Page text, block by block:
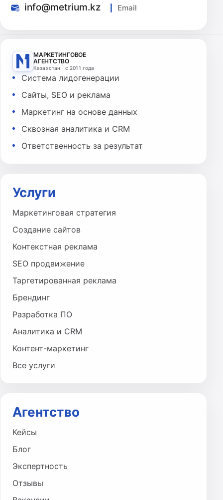
info@metrium.kz Email
МАРКЕТИНГОВОЕ
АГЕНТСТВО
Казахстан · с 2011 года
Система лидогенерации
Сайты, SEO и реклама
Маркетинг на основе данных
Сквозная аналитика и CRM
Ответственность за результат
Услуги
Маркетинговая стратегия
Создание сайтов
Контекстная реклама
SEO продвижение
Таргетированная реклама
Брендинг
Разработка ПО
Аналитика и CRM
Контент-маркетинг
Все услуги
Агентство
Кейсы
Блог
Экспертность
Отзывы